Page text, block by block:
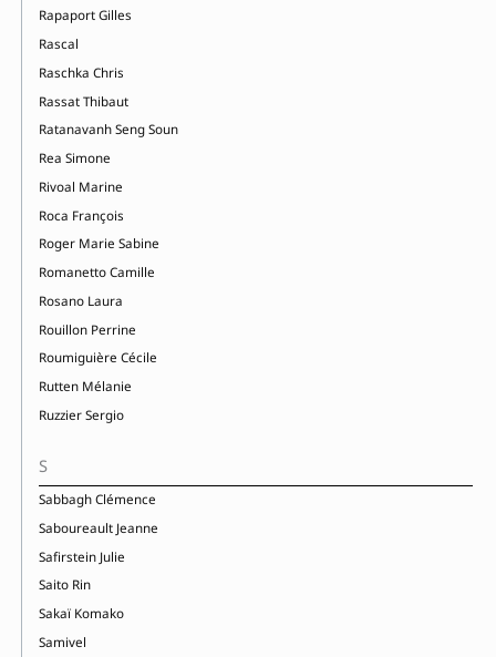
Rapaport Gilles
Rascal
Raschka Chris
Rassat Thibaut
Ratanavanh Seng Soun
Rea Simone
Rivoal Marine
Roca François
Roger Marie Sabine
Romanetto Camille
Rosano Laura
Rouillon Perrine
Roumiguière Cécile
Rutten Mélanie
Ruzzier Sergio
S
Sabbagh Clémence
Saboureault Jeanne
Safirstein Julie
Saito Rin
Sakaï Komako
Samivel